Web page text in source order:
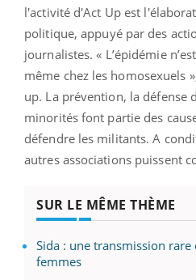
l'activité d'Act Up est
politique, appuyé par des
journalistes. « L’épidémie
même chez les homosexuels
up. La prévention, la défense
minorités font partie des
défendre les militants. A
autres associations puissent
SUR LE MÊME THÈME
Sida : une transmission rare
femmes